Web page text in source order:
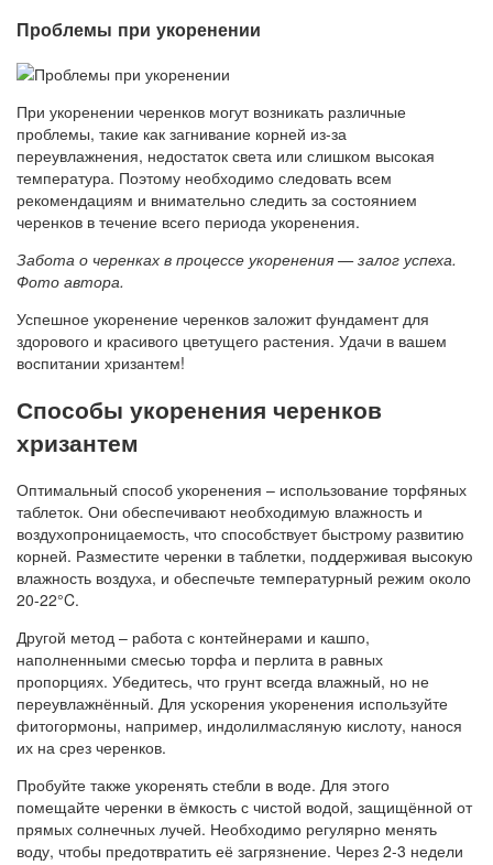
Проблемы при укоренении
При укоренении черенков могут возникать различные
проблемы, такие как загнивание корней из-за
переувлажнения, недостаток света или слишком высокая
температура. Поэтому необходимо следовать всем
рекомендациям и внимательно следить за состоянием
черенков в течение всего периода укоренения.
Забота о черенках в процессе укоренения — залог успеха.
Фото автора.
Успешное укоренение черенков заложит фундамент для
здорового и красивого цветущего растения. Удачи в вашем
воспитании хризантем!
Способы укоренения черенков
хризантем
Оптимальный способ укоренения – использование торфяных
таблеток. Они обеспечивают необходимую влажность и
воздухопроницаемость, что способствует быстрому развитию
корней. Разместите черенки в таблетки, поддерживая высокую
влажность воздуха, и обеспечьте температурный режим около
20-22°C.
Другой метод – работа с контейнерами и кашпо,
наполненными смесью торфа и перлита в равных
пропорциях. Убедитесь, что грунт всегда влажный, но не
переувлажнённый. Для ускорения укоренения используйте
фитогормоны, например, индолилмасляную кислоту, нанося
их на срез черенков.
Пробуйте также укоренять стебли в воде. Для этого
помещайте черенки в ёмкость с чистой водой, защищённой от
прямых солнечных лучей. Необходимо регулярно менять
воду, чтобы предотвратить её загрязнение. Через 2-3 недели